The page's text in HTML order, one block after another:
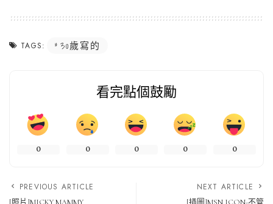
TAGS: 30歲寫的
看完點個鼓勵
0 0 0 0 0
PREVIOUS ARTICLE
[照片]MICKY MAMMY
NEXT ARTICLE
[插圖]MSN ICON-不管